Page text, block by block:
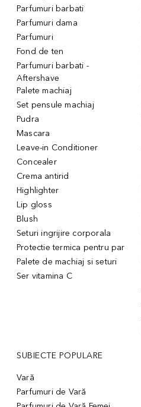
Parfumuri barbati
Parfumuri dama
Parfumuri
Fond de ten
Parfumuri barbati -
Aftershave
Palete machiaj
Set pensule machiaj
Pudra
Mascara
Leave-in Conditioner
Concealer
Crema antirid
Highlighter
Lip gloss
Blush
Seturi ingrijire corporala
Protectie termica pentru par
Palete de machiaj si seturi
Ser vitamina C
SUBIECTE POPULARE
Vară
Parfumuri de Vară